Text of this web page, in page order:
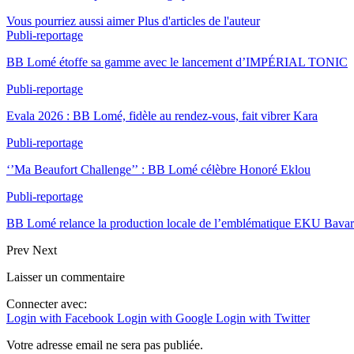
Vous pourriez aussi aimer Plus d'articles de l'auteur
Publi-reportage
BB Lomé étoffe sa gamme avec le lancement d’IMPÉRIAL TONIC
Publi-reportage
Evala 2026 : BB Lomé, fidèle au rendez-vous, fait vibrer Kara
Publi-reportage
‘’Ma Beaufort Challenge’’ : BB Lomé célèbre Honoré Eklou
Publi-reportage
BB Lomé relance la production locale de l’emblématique EKU
Prev Next
Laisser un commentaire
Connecter avec:
Login with Facebook Login with Google Login with Twitter
Votre adresse email ne sera pas publiée.